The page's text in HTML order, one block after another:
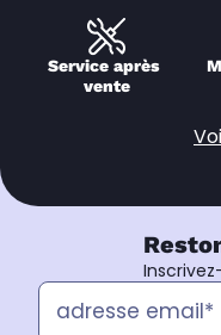
Service après
vente